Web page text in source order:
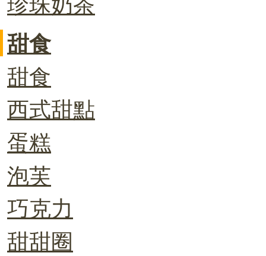
甜食
甜食
西式甜點
蛋糕
泡芙
巧克力
甜甜圈